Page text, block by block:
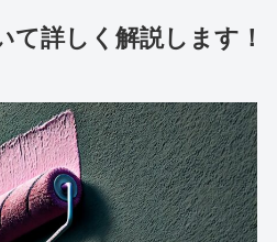
て詳しく解説します！